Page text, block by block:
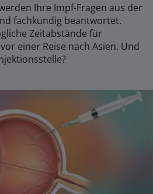
Ihre Impf-Fragen aus der
fachkundig beantwortet.
Zeitabstände für
einer Reise nach Asien. Und